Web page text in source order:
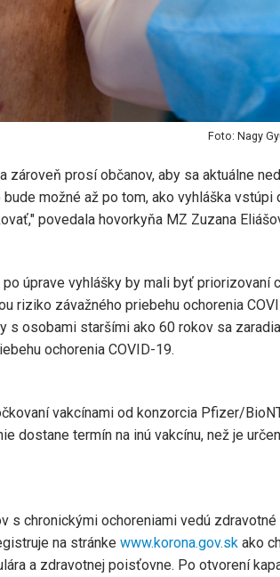
Foto: Nagy
zároveň prosí občanov, aby sa aktuálne
možné až po tom, ako vyhláška
povedala hovorkyňa MZ Zuzana
úprave vyhlášky by mali byť priorizovaní
riziko závažného priebehu ochorenia
s osobami staršími ako 60 rokov sa
ochorenia COVID-19.
vakcínami od konzorcia Pfizer/
dostane termín na inú vakcínu, než je
s chronickými ochoreniami vedú
na stránke www.korona.gov.skako
a zdravotnej poisťovne. Po otvorení